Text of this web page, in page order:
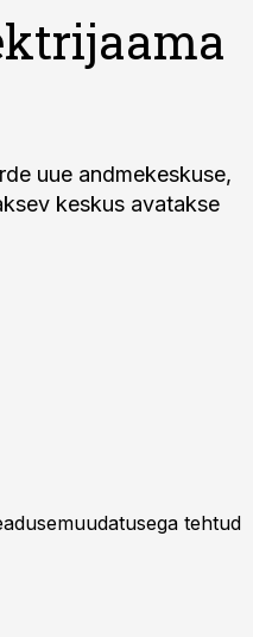
uue andmekeskuse,
keskus avatakse
tehtud